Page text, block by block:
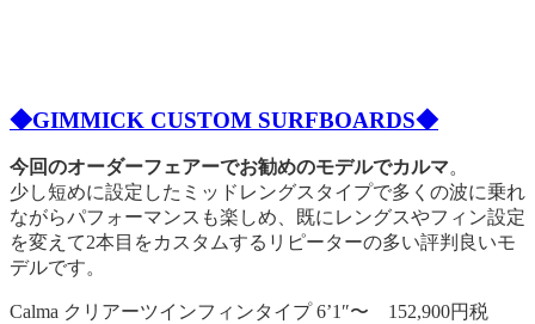
◆GIMMICK CUSTOM SURFBOARDS◆
今回のオーダーフェアーでお勧めのモデルでカルマ。
少し短めに設定したミッドレングスタイプで多くの波に乗れ
ながらパフォーマンスも楽しめ、既にレングスやフィン設定
を変えて2本目をカスタムするリピーターの多い評判良いモ
デルです。
Calma クリアーツインフィンタイプ 6’1″〜 152,900円税